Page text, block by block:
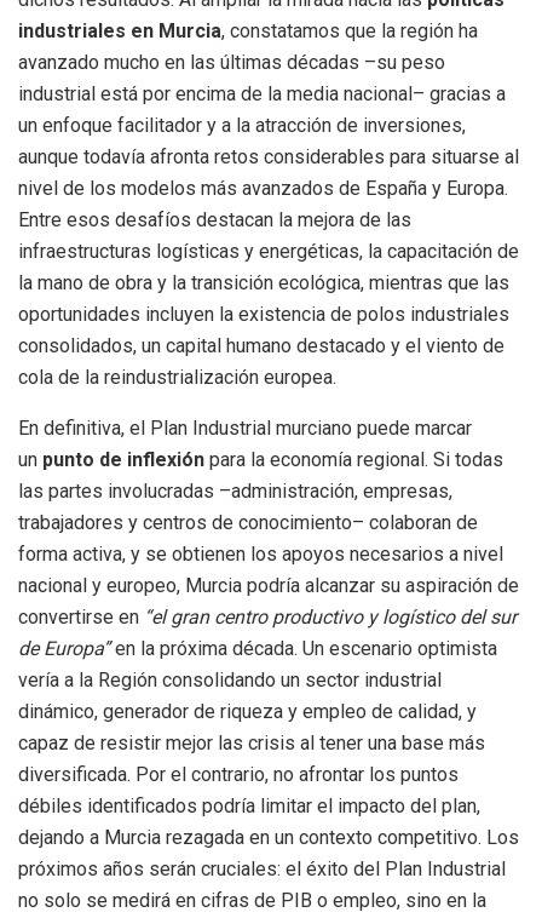
industriales en Murcia, constatamos que la región ha
avanzado mucho en las últimas décadas –su peso
industrial está por encima de la media nacional– gracias a
un enfoque facilitador y a la atracción de inversiones,
aunque todavía afronta retos considerables para situarse al
nivel de los modelos más avanzados de España y Europa.
Entre esos desafíos destacan la mejora de las
infraestructuras logísticas y energéticas, la capacitación de
la mano de obra y la transición ecológica, mientras que las
oportunidades incluyen la existencia de polos industriales
consolidados, un capital humano destacado y el viento de
cola de la reindustrialización europea.
En definitiva, el Plan Industrial murciano puede marcar
un punto de inflexión para la economía regional. Si todas
las partes involucradas –administración, empresas,
trabajadores y centros de conocimiento– colaboran de
forma activa, y se obtienen los apoyos necesarios a nivel
nacional y europeo, Murcia podría alcanzar su aspiración de
convertirse en “el gran centro productivo y logístico del sur
de Europa”en la próxima década. Un escenario optimista
vería a la Región consolidando un sector industrial
dinámico, generador de riqueza y empleo de calidad, y
capaz de resistir mejor las crisis al tener una base más
diversificada. Por el contrario, no afrontar los puntos
débiles identificados podría limitar el impacto del plan,
dejando a Murcia rezagada en un contexto competitivo. Los
próximos años serán cruciales: el éxito del Plan Industrial
no solo se medirá en cifras de PIB o empleo, sino en la